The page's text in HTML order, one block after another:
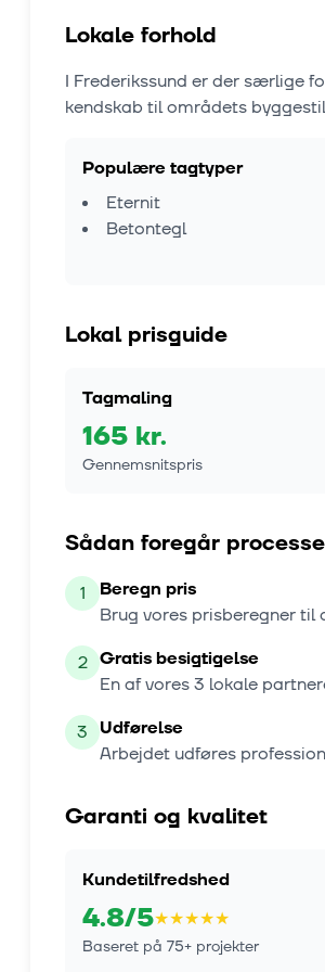
Lokale forhold
I Frederikssund er der særlige
kendskab til områdets
Populære tagtyper
Eternit
Betontegl
Lokal prisguide
Tagmaling
165 kr.
Gennemsnitspris
Sådan foregår
1
Beregn pris
Brug vores prisberegner
2 Gratis besigtigelse
En af vores3 lokale
3 Udførelse
Arbejdet udføres
Garanti og kvalitet
Kundetilfredshed
4.8/5★★★★★
Baseret på 75+ projekter